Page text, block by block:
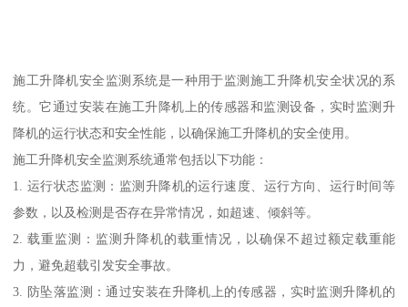
施工升降机安全监测系统是一种用于监测施工升降机安全状况的系
统。它通过安装在施工升降机上的传感器和监测设备，实时监测升
降机的运行状态和安全性能，以确保施工升降机的安全使用。
施工升降机安全监测系统通常包括以下功能：
1. 运行状态监测：监测升降机的运行速度、运行方向、运行时间等
参数，以及检测是否存在异常情况，如超速、倾斜等。
2. 载重监测：监测升降机的载重情况，以确保不超过额定载重能
力，避免超载引发安全事故。
3. 防坠落监测：通过安装在升降机上的传感器，实时监测升降机的